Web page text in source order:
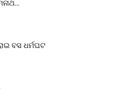
ବସ ଧର୍ମଘଟ